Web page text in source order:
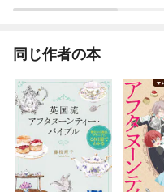
同じ作者の本